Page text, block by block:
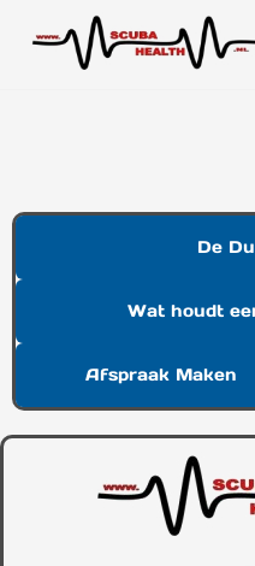
De
Wat houdt
Afspraak Maken